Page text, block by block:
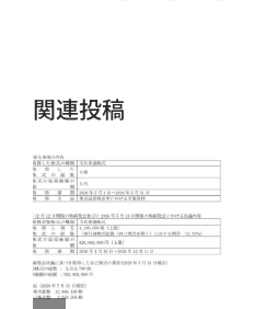
関連投稿